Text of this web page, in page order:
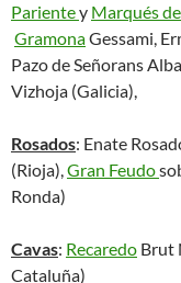
Parientey Marqués
GramonaGessami,
Pazo de Señorans
Vizhoja (Galicia),
Rosados: Enate
(Rioja),Gran Feudo
Ronda)
Cavas: Recaredo Brut
Cataluña)